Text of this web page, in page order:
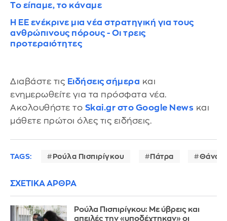
Το είπαμε, το κάναμε
H ΕΕ ενέκρινε μια νέα στρατηγική για τους
ανθρώπινους πόρους - Οι τρεις
προτεραιότητες
Διαβάστε τις Ειδήσεις σήμερα και
ενημερωθείτε για τα πρόσφατα νέα.
Ακολουθήστε το Skai.gr στο Google News και
μάθετε πρώτοι όλες τις ειδήσεις.
TAGS: Ρούλα Πισπιρίγκου Πάτρα
ΣΧΕΤΙΚΑ ΑΡΘΡΑ
Ρούλα Πισπιρίγκου: Με ύβρεις και
απειλές την «υποδέχτηκαν» οι